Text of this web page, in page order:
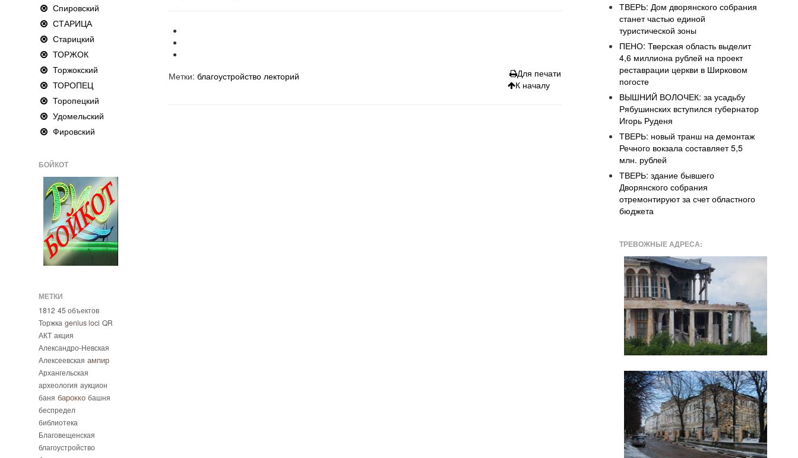
Спировский
СТАРИЦА
Старицкий
ТОРЖОК
Торжокский
ТОРОПЕЦ
Торопецкий
Удомельский
Фировский
БОЙКОТ
МЕТКИ
1812 45 объектов
Торжка genius loci QR
АКТ акция
Александро-Невская
Алексеевская ампир
Архангельская
археология аукцион
баня барокко башня
беспредел
библиотека
Благовещенская
благоустройство
Метки:благоустройство лекторий
Для печати
К началу
ТВЕРЬ: Дом дворянского собрания
станет частью единой
туристической зоны
ПЕНО: Тверская область выделит
4,6 миллиона рублей на проект
реставрации церкви в Ширковом
погосте
ВЫШНИЙ ВОЛОЧЕК: за усадьбу
Рябушинских вступился губернатор
Игорь Руденя
ТВЕРЬ: новый транш на демонтаж
Речного вокзала составляет 5,5
млн. рублей
ТВЕРЬ: здание бывшего
Дворянского собрания
отремонтируют за счет областного
бюджета
ТРЕВОЖНЫЕ АДРЕСА: